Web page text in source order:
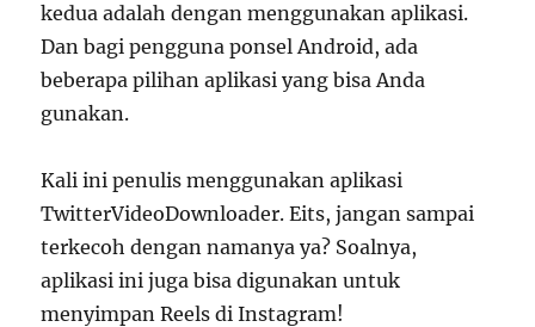
kedua adalah dengan menggunakan aplikasi.
Dan bagi pengguna ponsel Android, ada
beberapa pilihan aplikasi yang bisa Anda
gunakan.
Kali ini penulis menggunakan aplikasi
TwitterVideoDownloader. Eits, jangan sampai
terkecoh dengan namanya ya? Soalnya,
aplikasi ini juga bisa digunakan untuk
menyimpan Reels di Instagram!